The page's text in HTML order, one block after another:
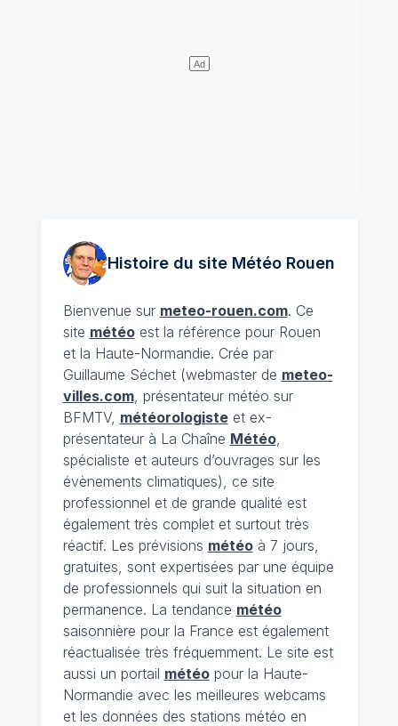
Histoire du site Météo Rouen
Bienvenue sur meteo-rouen.com. Ce
site météoest la référence pour Rouen
et la Haute-Normandie. Crée par
Guillaume Séchet (webmaster de meteo-
villes.com, présentateur météo sur
BFMTV, météorologisteet ex-
présentateur à La Chaîne Météo,
spécialiste et auteurs d’ouvrages sur les
évènements climatiques), ce site
professionnel et de grande qualité est
également très complet et surtout très
réactif. Les prévisions météoà 7 jours,
gratuites, sont expertisées par une équipe
de professionnels qui suit la situation en
permanence. La tendance météo
saisonnière pour la France est également
réactualisée très fréquemment. Le site est
aussi un portail météopour la Haute-
Normandie avec les meilleures webcams
et les données des stations météo en